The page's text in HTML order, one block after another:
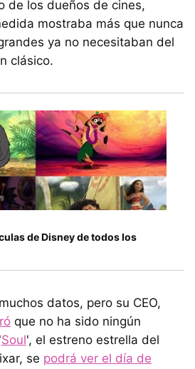
de los dueños de cines,
mostraba más que nunca
ya no necesitaban del
clásico.
de Disney de todos los
datos, pero su CEO,
que no ha sido ningún
Soul', el estreno estrella del
se podrá ver el día de